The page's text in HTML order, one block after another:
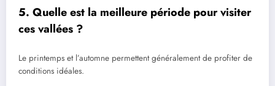
5. Quelle est la meilleure période pour visiter
ces vallées ?
Le printemps et l’automne permettent généralement de profiter de
conditions idéales.